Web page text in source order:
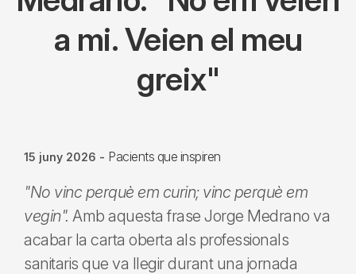
a mi. Veien el meu
greix"
15 juny 2026 - Pacients que inspiren
"No vinc perquè em curin; vinc perquè em
vegin". Amb aquesta frase Jorge Medrano va
acabar la carta oberta als professionals
sanitaris que va llegir durant una jornada